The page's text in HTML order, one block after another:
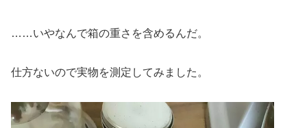
……いやなんで箱の重さを含めるんだ。
仕方ないので実物を測定してみました。